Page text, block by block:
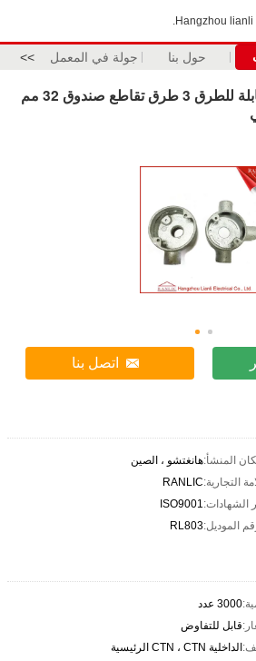
Hangzhou lianli
حول بنا جولة في المعمل >>
تركيبات مواسير بيضاء قابلة للطرق 3 طرق تقاطع صندوق 32 مم
اتصل بنا
المنشأ:هانغتشو ، الصين
التجارية:RANLIC
الشهادات:ISO9001
الموديل:RL803
3000 عدد
قابل للتفاوض
الداخلية CTN ، CTN الرئيسية